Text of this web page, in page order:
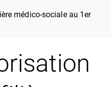
médico-sociale au 1er